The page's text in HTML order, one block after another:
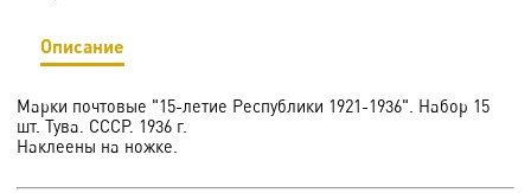
Описание
Марки почтовые "15-летие Республики 1921-1936". Набор 15
шт. Тува. СССР. 1936 г.
Наклеены на ножке.